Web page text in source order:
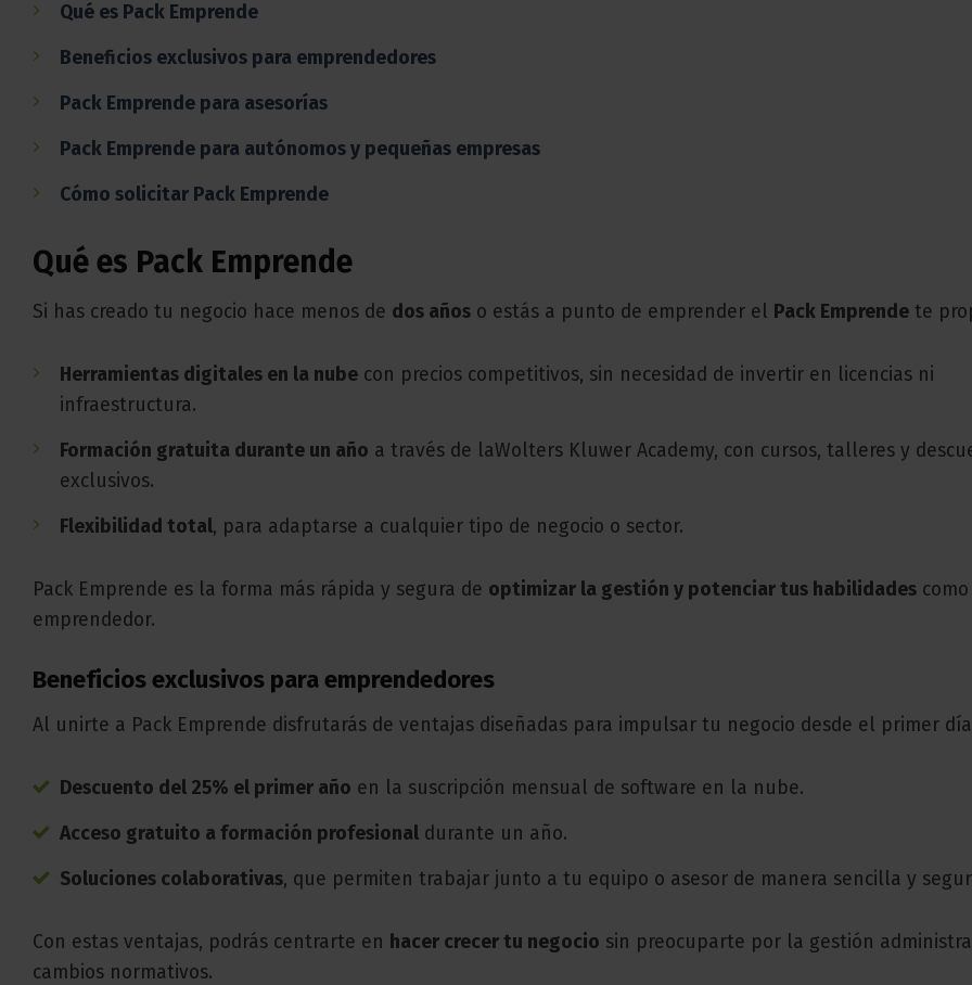
Qué es Pack Emprende
Beneficios exclusivos para emprendedores
Pack Emprende para asesorías
Pack Emprende para autónomos y pequeñas empresas
Cómo solicitar Pack Emprende
Qué es Pack Emprende
Si has creado tu negocio hace menos de dos años o estás a punto de emprender el Pack Emprende te
Herramientas digitales en la nube con precios competitivos, sin necesidad de invertir en licencias ni
infraestructura.
Formación gratuita durante un año a través de laWolters Kluwer Academy, con cursos, talleres y
exclusivos.
Flexibilidad total, para adaptarse a cualquier tipo de negocio o sector.
Pack Emprende es la forma más rápida y segura de optimizar la gestión y potenciar tus habilidades como
emprendedor.
Beneficios exclusivos para emprendedores
Al unirte a Pack Emprende disfrutarás de ventajas diseñadas para impulsar tu negocio desde el primer
Descuento del 25% el primer año en la suscripción mensual de software en la nube.
Acceso gratuito a formación profesional durante un año.
Soluciones colaborativas, que permiten trabajar junto a tu equipo o asesor de manera sencilla y
Con estas ventajas, podrás centrarte en hacer crecer tu negocio sin preocuparte por la gestión
cambios normativos.